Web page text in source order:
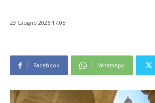
23 Giugno 2026 17:05
Facebook WhatsApp